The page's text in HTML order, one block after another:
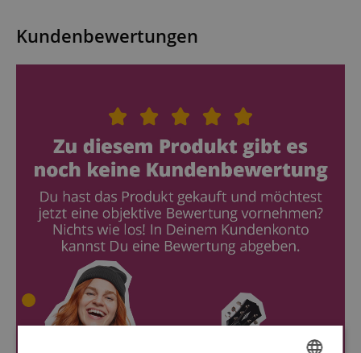
Kundenbewertungen